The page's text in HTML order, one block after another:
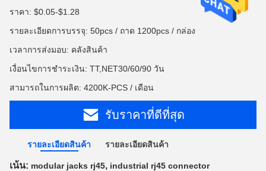
ราคา: $0.05-$1.28
รายละเอียดการบรรจุ: 50pcs / ถาด 1200pcs / กล่อง
เวลาการส่งมอบ: คลังสินค้า
เงื่อนไขการชำระเงิน: TT,NET30/60/90 วัน
สามารถในการผลิต: 4200K-PCS / เดือน
รับราคาที่ดีที่สุด
รายละเอียดสินค้า รายละเอียดสินค้า
เน้น: modular jacks rj45, industrial rj45 connector